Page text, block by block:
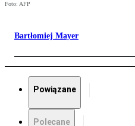
Foto: AFP
Bartłomiej Mayer
Powiązane
Polecane